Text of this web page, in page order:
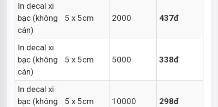
In decal xi
bạc (không
cán)
5 x 5cm 2000 437đ
In decal xi
bạc (không
cán)
5 x 5cm 5000 338đ
In decal xi
bạc (không
5 x 5cm 10000 298đ